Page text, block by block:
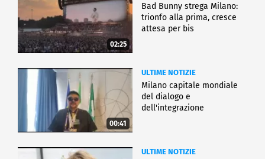
02:25
Bad Bunny strega Milano:
trionfo alla prima, cresce
attesa per bis
00:41
ULTIME NOTIZIE
Milano capitale mondiale
del dialogo e
dell'integrazione
ULTIME NOTIZIE